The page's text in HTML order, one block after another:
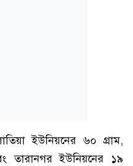
ইউনিয়নের ৬০ গ্রাম,
তারানগর ইউনিয়নের ১৯